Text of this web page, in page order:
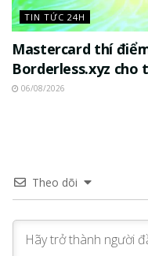
TIN TỨC 24H
Mastercard thí
Borderless.xyz
06/08/2026
Theo dõi